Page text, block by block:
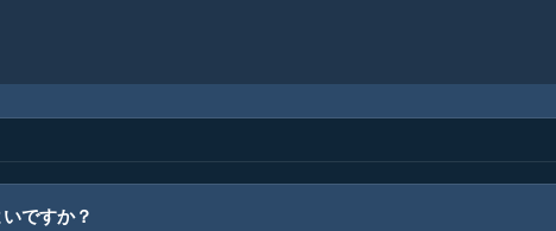
ですか？